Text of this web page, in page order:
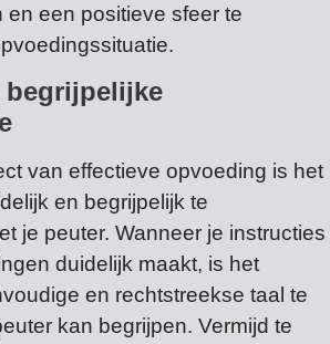
en een positieve sfeer te
begrijpelijke
van effectieve opvoeding is het
en begrijpelijk te
je peuter. Wanneer je instructies
duidelijk maakt, is het
en rechtstreekse taal te
kan begrijpen. Vermijd te